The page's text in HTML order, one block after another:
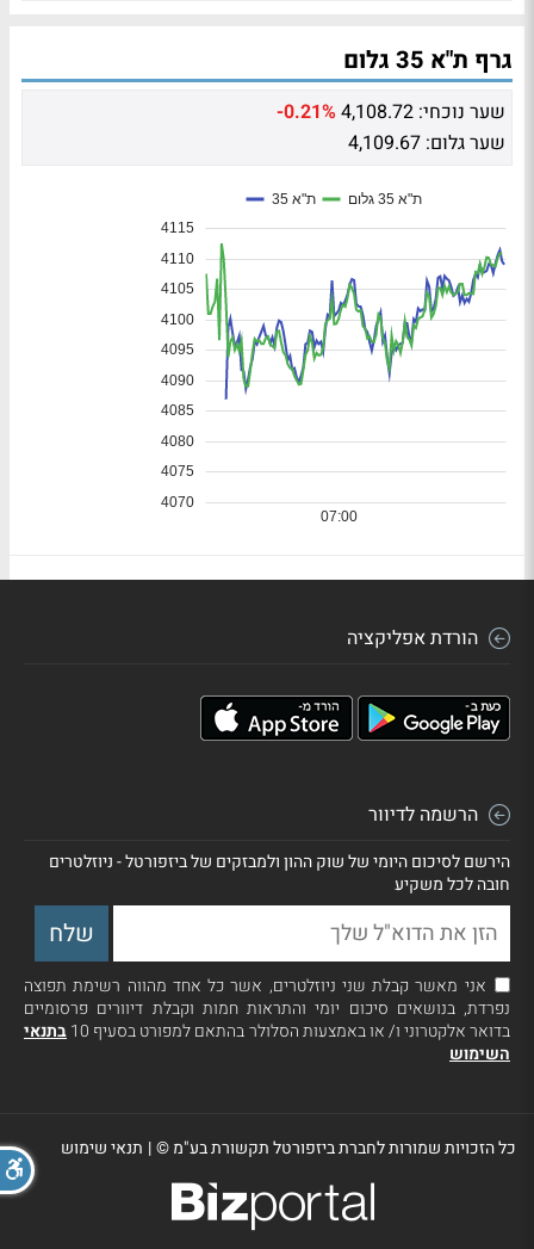
גרף ת"א 35 גלום
שער נוכחי: 4,108.72
-0.21%
שער גלום: 4,109.67
הורדת אפליקציה
הרשמה לדיוור
הירשם לסיכום היומי של שוק ההון ולמבזקים של ביזפורטל - ניוזלטרים
חובה לכל משקיע
אני מאשר קבלת שני ניוזלטרים, אשר כל אחד מהווה רשימת תפוצה
נפרדת, בנושאים סיכום יומי והתראות חמות וקבלת דיוורים פרסומיים
בדואר אלקטרוני ו/ או באמצעות הסלולר בהתאם למפורט בסעיף 10
בתנאי
השימוש
כל הזכויות שמורות לחברת ביזפורטל תקשורת בע"מ ©| תנאי שימוש